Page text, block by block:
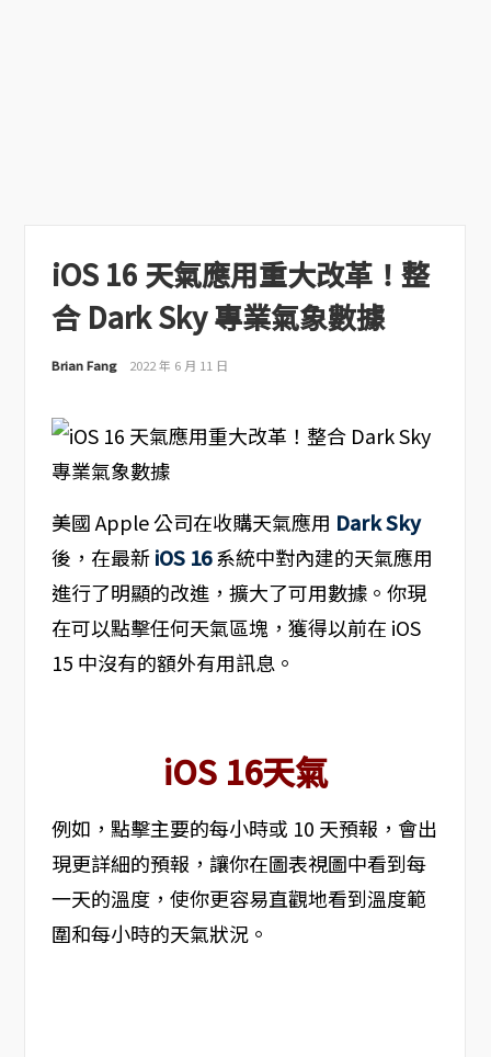
iOS 16 天氣應用重大改革！整
合 Dark Sky 專業氣象數據
Brian Fang 2022 年 6 月 11 日
美國 Apple 公司在收購天氣應用 Dark Sky
後，在最新iOS 16系統中對內建的天氣應用
進行了明顯的改進，擴大了可用數據。你現
在可以點擊任何天氣區塊，獲得以前在 iOS
15 中沒有的額外有用訊息。
iOS 16天氣
例如，點擊主要的每小時或 10 天預報，會出
現更詳細的預報，讓你在圖表視圖中看到每
一天的溫度，使你更容易直觀地看到溫度範
圍和每小時的天氣狀況。